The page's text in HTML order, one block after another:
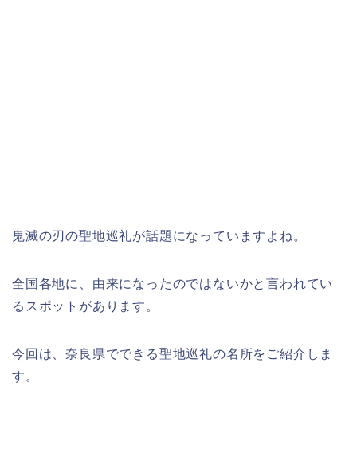
鬼滅の刃の聖地巡礼が話題になっていますよね。
全国各地に、由来になったのではないかと言われてい
るスポットがあります。
今回は、奈良県でできる聖地巡礼の名所をご紹介しま
す。